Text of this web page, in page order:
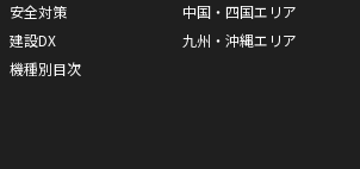
安全対策
建設DX
機種別目次
中国・四国エリア
九州・沖縄エリア